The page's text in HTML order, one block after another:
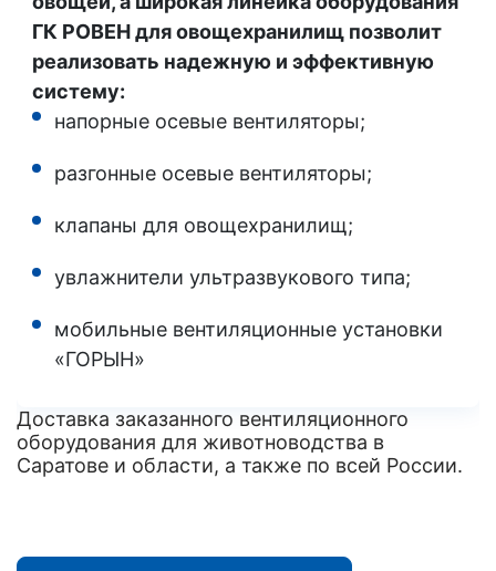
ГК РОВЕН для овощехранилищ позволит
реализовать надежную и эффективную
систему:
напорные осевые вентиляторы;
разгонные осевые вентиляторы;
клапаны для овощехранилищ;
увлажнители ультразвукового типа;
мобильные вентиляционные установки
«ГОРЫН»
Доставка заказанного вентиляционного
оборудования для животноводства в
Саратове и области, а также по всей России.